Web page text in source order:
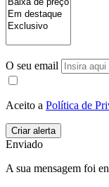
O seu email
Aceito a Política de
Enviado
A sua mensagem foi